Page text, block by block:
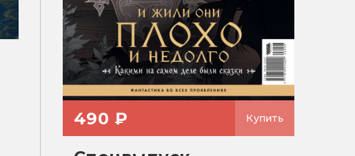
490 ₽ Купить